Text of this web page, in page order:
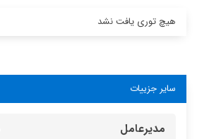
هیچ توری یافت نشد
سایر جزییات
مدیرعامل